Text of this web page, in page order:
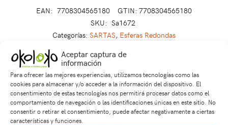
Aceptar captura de
información
Para ofrecer las mejores experiencias, utilizamos tecnologías como las
cookies para almacenar y/o acceder a la información del dispositivo. El
consentimiento de estas tecnologías nos permitirá procesar datos como el
comportamiento de navegación o las identificaciones únicas en este sitio. No
consentir o retirar el consentimiento, puede afectar negativamente a ciertas
características y funciones.
EAN: 7708304565180
GTIN: 7708304565180
SKU: Sa1672
Categorías: SARTAS, Esferas Redondas
Etiquetas:
Productos relacionados